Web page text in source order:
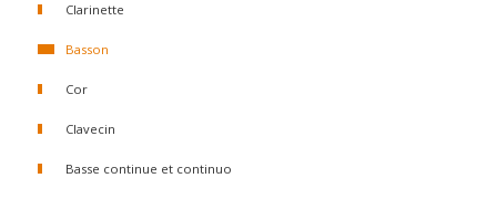
Clarinette
Basson
Cor
Clavecin
Basse continue et continuo